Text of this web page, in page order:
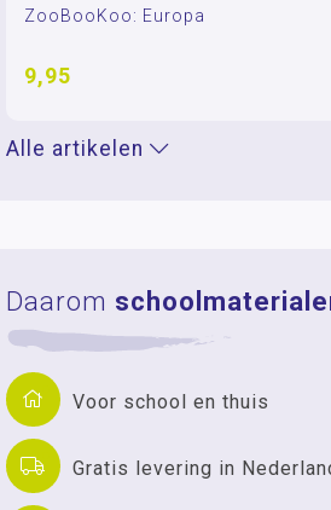
ZooBooKoo: Europa
9,95
Alle artikelen
Daarom
Voor school en thuis
Gratis levering in